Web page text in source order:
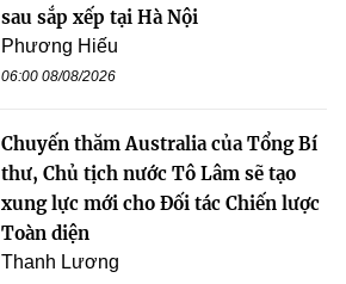
sau sắp xếp tại Hà Nội
Phương Hiếu
06:00 08/08/2026
Chuyến thăm Australia của Tổng Bí
thư, Chủ tịch nước Tô Lâm sẽ tạo
xung lực mới cho Đối tác Chiến lược
Toàn diện
Thanh Lương